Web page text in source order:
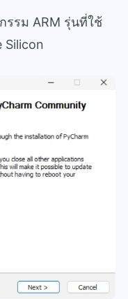
รรม ARM รุ่นที่ใช้
Silicon